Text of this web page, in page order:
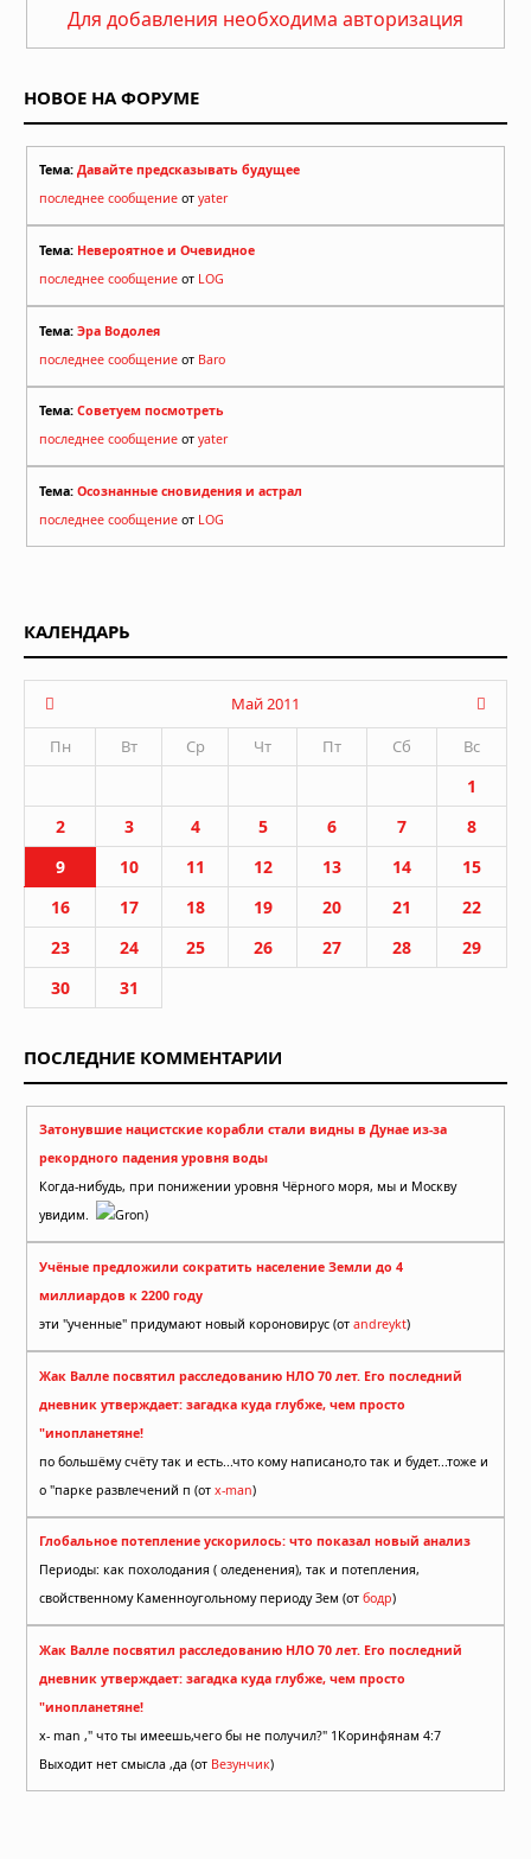
ураганы: пять человек погибли,
тысячи людей не смогли добраться
30.07.2026 в 12:02
Землетрясение в Японии: число
погибших достигло 13, спасатели
ищут выживших
29.07.2026 в 13:51
Для добавления необходима авторизация
НОВОЕ НА ФОРУМЕ
Тема: Давайте предсказывать будущее
последнее сообщение от yater
Тема: Невероятное и Очевидное
последнее сообщение от LOG
Тема: Эра Водолея
последнее сообщение от Baro
Тема: Советуем посмотреть
последнее сообщение от yater
Тема: Осознанные сновидения и астрал
последнее сообщение от LOG
КАЛЕНДАРЬ
Май 2011
Пн
Вт Ср Чт Пт Сб Вс
1
2
3 4 5 6 7
8
9
10 11 12 13 14
15
16
17 18 19 20 21
22
23
24 25 26 27 28
29
30
31
ПОСЛЕДНИЕ КОММЕНТАРИИ
Затонувшие нацистские корабли стали видны в Дунае из-за
рекордного падения уровня воды
Когда-нибудь, при понижении уровня Чёрного моря, мы и Москву
увидим.
Gron)
Учёные предложили сократить население Земли до 4
миллиардов к 2200 году
эти "ученные" придумают новый короновирус (от andreykt)
Жак Валле посвятил расследованию НЛО 70 лет. Его последний
дневник утверждает: загадка куда глубже, чем просто
"инопланетяне!
по большёму счёту так и есть...что кому написано,то так и будет...тоже и
о "парке развлечений п (от x-man)
Глобальное потепление ускорилось: что показал новый анализ
Периоды: как похолодания ( оледенения), так и потепления,
свойственному Каменноугольному периоду Зем (от бодр)
Жак Валле посвятил расследованию НЛО 70 лет. Его последний
дневник утверждает: загадка куда глубже, чем просто
"инопланетяне!
x- man ," что ты имеешь,чего бы не получил?" 1Коринфянам 4:7
Выходит нет смысла ,да (от Везунчик)